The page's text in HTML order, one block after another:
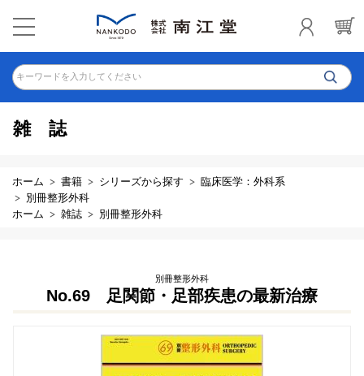
キーワードを入力してください
雑誌
ホーム 書籍 シリーズから探す
臨床医学：外科系
別冊整形外科
ホーム
雑誌 別冊整形外科
別冊整形外科
No.69 足関節・足部疾患の最新治療